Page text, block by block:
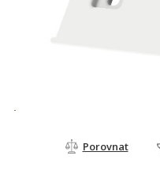
Porovnat